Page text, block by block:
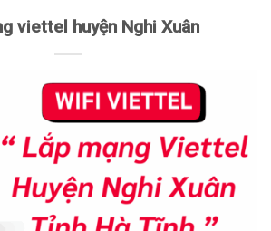
viettel huyện Nghi Xuân